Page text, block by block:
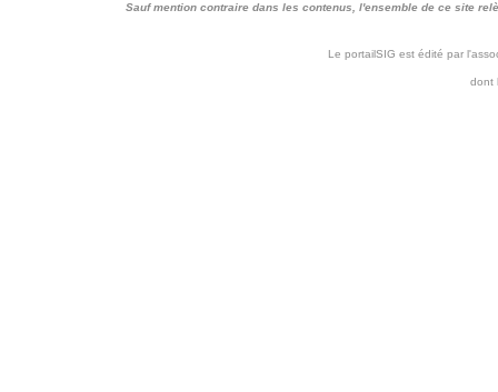
Sauf mention contraire dans les contenus, l'ensemble de ce site
Le portailSIG est édité par
dont